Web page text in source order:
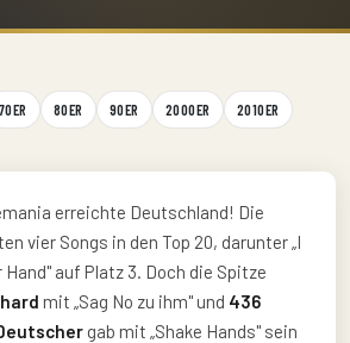
70ER 80ER 90ER 2000ER 2010ER
erreichte Deutschland! Die
vier Songs in den Top 20, darunter „I
auf Platz 3. Doch die Spitze
mit „Sag No zu ihm" und 436
gab mit „Shake Hands" sein